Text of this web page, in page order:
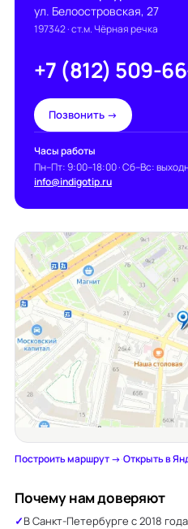
ул. Белоостровская, 27
197342· ст.м. Чёрная речка
+7 (812) 509-
Позвонить →
Часы работы
Пн–Пт: 9:00–18:00 · Сб–Вс:
info@indigotip.ru
Построить маршрут →·Открыть в
Почему нам доверяют
В Санкт-Петербурге с 2018 года